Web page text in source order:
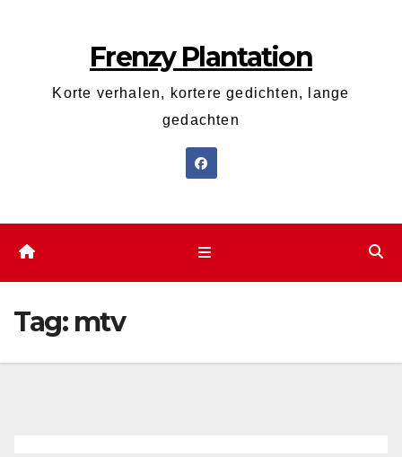
Frenzy Plantation
Korte verhalen, kortere gedichten, lange
gedachten
Tag: mtv